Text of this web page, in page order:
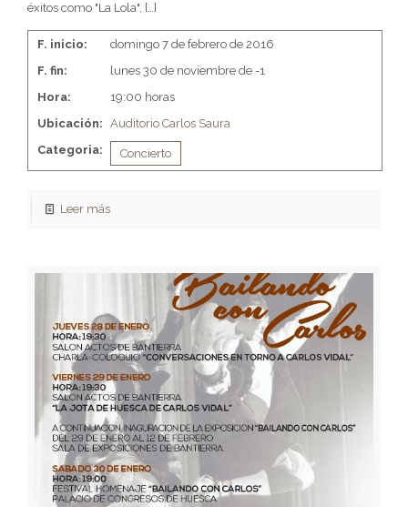
éxitos como "La Lola", […]
F. inicio:
domingo 7 de febrero de 2016
F. fin:
lunes 30 de noviembre de -1
Hora:
19:00 horas
Ubicación: Auditorio Carlos Saura
Categoria:
Concierto
Leer más